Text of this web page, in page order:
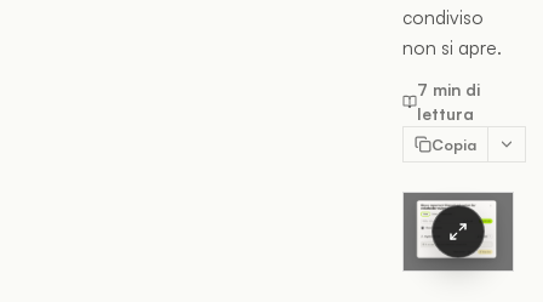
condiviso
non si apre.
7 min di
lettura
Copia